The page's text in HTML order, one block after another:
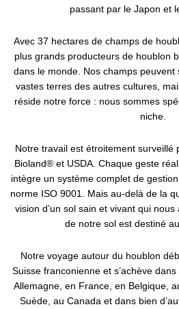
passant par le Japon et
Avec 37 hectares de champs de
plus grands producteurs de houblon
dans le monde. Nos champs
vastes terres des autres cultures,
réside notre force : nous sommes
niche.
Notre travail est étroitement surveillé
Bioland® et USDA. Chaque geste
intègre un système complet de
norme ISO 9001. Mais au-delà de la
vision d’un sol sain et vivant qui
de notre sol est destiné
Notre voyage autour du houblon
Suisse franconienne et s’achève
Allemagne, en France, en Belgique,
Suède, au Canada et dans bien